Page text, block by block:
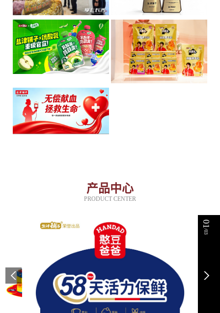
产品中心
PRODUCT CENTER
01
/03